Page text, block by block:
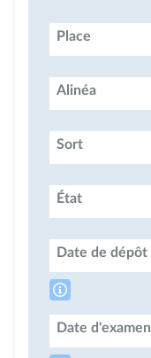
Place
Alinéa
Sort
État
Date de dépôt
Date d'examen